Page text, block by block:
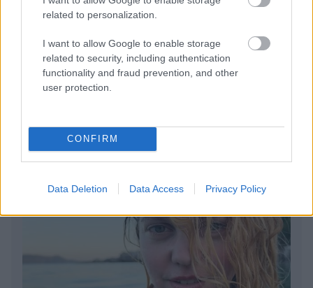
related to personalization.
I want to allow Google to enable storage
related to security, including authentication
functionality and fraud prevention, and other
user protection.
CONFIRM
Data Deletion Data Access Privacy Policy
των Αγίων και η μαγευτική παραλία στο Λιβυκό
6 γραφικά χωριά των Κυκλάδων που αξίζει να
ανακαλύψετε